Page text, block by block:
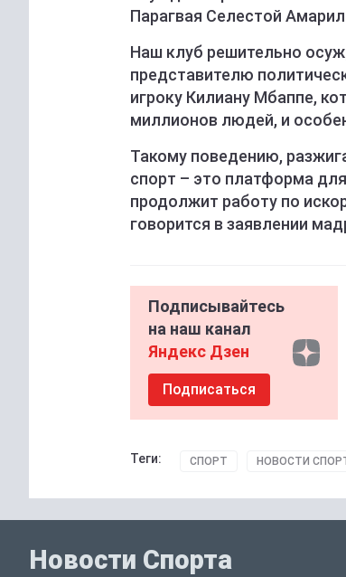
Парагвая Селестой
Наш клуб решительно
представителю
игроку Килиану Мбаппе,
миллионов людей, и
Такому поведению,
спорт – это платформа
продолжит работу по
говорится в заявлении
Подписывайтесь
на наш канал
Яндекс Дзен
Подписаться
Теги: СПОРТ НОВОСТИ
Новости Спорта